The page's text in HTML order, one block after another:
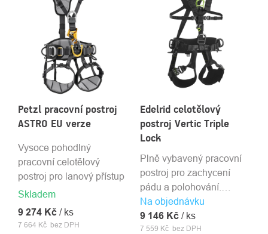
Petzl pracovní postroj
ASTRO EU verze
Skladem
7 664 Kč bez DPH
9 274 Kč / ks
Vysoce pohodlný
pracovní celotělový
postroj pro lanový přístup
Edelrid celotělový
postroj Vertic Triple
Lock
Na objednávku
7 559 Kč bez DPH
9 146 Kč / ks
Plně vybavený pracovní
postroj pro zachycení
pádu a polohování.
Dostupný ve dvou
velikostech.